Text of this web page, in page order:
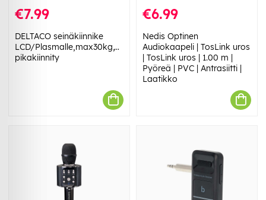
€7.99
DELTACO seinäkiinnike
LCD/Plasmalle,max30kg,VESA75&100mm
pikakiinnity
€6.99
Nedis Optinen
Audiokaapeli | TosLink uros
| TosLink uros | 1.00 m |
Pyöreä | PVC | Antrasiitti |
Laatikko